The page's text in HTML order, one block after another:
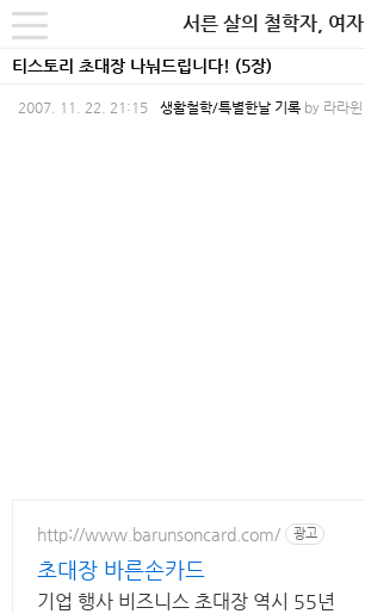
본
문
내
비
카
테
toggle
navigation
서른 살의 철학자, 여자
티스토리 초대장 나눠드립니다! (5장)
2007. 11. 22. 21:15 생활철학/특별한날 기록 by 라라윈
http://www.barunsoncard.com/ 광고
초대장 바른손카드
기업 행사 비즈니스 초대장 역시 55년